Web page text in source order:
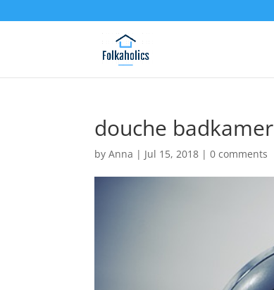
douche badkamer
byAnna | Jul 15, 2018 |0 comments